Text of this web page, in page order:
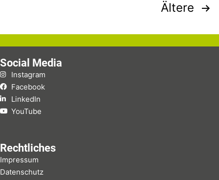
Ältere
Social Media
Instagram
Facebook
LinkedIn
YouTube
Rechtliches
Impressum
Datenschutz